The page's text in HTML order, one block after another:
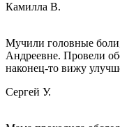
Камилла В.
Мучили головные
Андреевне. Провели
наконец-то вижу
Сергей У.